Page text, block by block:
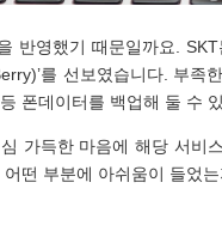
반영했기 때문일까요.
를 선보였습니다. 부족
폰데이터를 백업해 둘 수
가득한 마음에 해당 서비
어떤 부분에 아쉬움이 들었